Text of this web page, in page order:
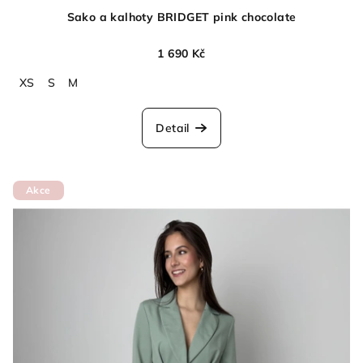
Sako a kalhoty BRIDGET pink chocolate
1 690 Kč
XS
S M
Detail
Akce